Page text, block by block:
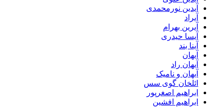
آیدین نورمحمدی
آیراد
آیرین بهرام
آیسا حیدری
آینا بند
آیهان
آیهان راد
آیهان و نامیک
ائلخان گوی سس
ابراهیم اصغرپور
ابراهیم افشین